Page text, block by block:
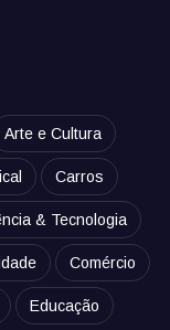
Arte e Cultura
Carros
& Tecnologia
Comércio
Educação